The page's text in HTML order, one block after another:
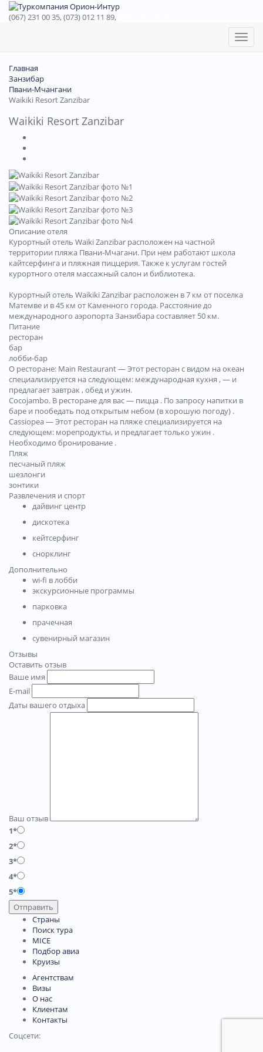
(067) 231 00 35, (073) 012 11 89,
Toggle
Главная
Занзибар
Пвани-Мчангани
Waikiki Resort Zanzibar
Waikiki Resort Zanzibar
Описание отеля
Курортный отель Waiki Zanzibar расположен на частной
территории пляжа Пвани-Мчагани. При нем работают школа
кайтсерфинга и пляжная пиццерия. Также к услугам гостей
курортного отеля массажный салон и библиотека.
Курортный отель Waikiki Zanzibar расположен в 7 км от поселка
Матемве и в 45 км от Каменного города. Расстояние до
международного аэропорта Занзибара составляет 50 км.
Питание
ресторан
бар
лобби-бар
О ресторане: Main Restaurant — Этот ресторан с видом на океан
специализируется на следующем: международная кухня , — и
предлагает завтрак , обед и ужин.
Cocojambo. В ресторане для вас — пицца . По запросу напитки в
баре и пообедать под открытым небом (в хорошую погоду) .
Cassiopea — Этот ресторан на пляже специализируется на
следующем: морепродукты, и предлагает только ужин .
Необходимо бронирование .
Пляж
песчаный пляж
шезлонги
зонтики
Развлечения и спорт
дайвинг центр
дискотека
кейтсерфинг
снорклинг
Дополнительно
wi-fi в лобби
экскурсионные программы
парковка
прачечная
сувенирный магазин
Отзывы
Оставить отзыв
Ваше имя
E-mail
Даты вашего отдыха
Ваш отзыв
1*
2*
3*
4*
5*
Отправить
Страны
Поиск тура
MICE
Подбор авиа
Круизы
Агентствам
Визы
О нас
Клиентам
Контакты
Соцсети: